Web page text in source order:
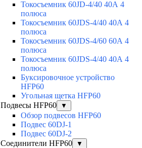
Токосъемник 60JD-4/40 40А 4
полюса
Токосъемник 60JDS-4/40 40А 4
полюса
Токосъемник 60JDS-4/60 60А 4
полюса
Токосъемник 60JDS-4/40 40А 4
полюса
Буксировочное устройство
HFP60
Угольная щетка HFP60
Подвесы HFP60
▼
Обзор подвесов HFP60
Подвес 60DJ-1
Подвес 60DJ-2
Соединители HFP60
▼